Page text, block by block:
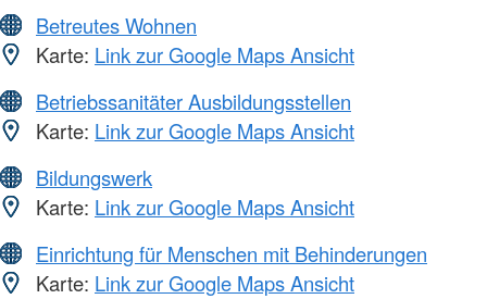
Betreutes Wohnen
Karte: Link zur Google Maps Ansicht
Betriebssanitäter Ausbildungsstellen
Karte: Link zur Google Maps Ansicht
Bildungswerk
Karte: Link zur Google Maps Ansicht
Einrichtung für Menschen mit Behinderungen
Karte: Link zur Google Maps Ansicht